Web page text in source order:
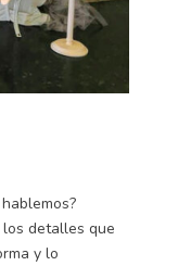
detalles que
y lo